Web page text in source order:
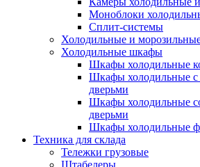
Моноблоки
Сплит-системы
Холодильные и
Холодильные шкафы
Шкафы холодильные
Шкафы холодильные с
дверьми
Шкафы холодильные
дверьми
Шкафы холодильные
Техника для склада
Тележки грузовые
Штабелеры